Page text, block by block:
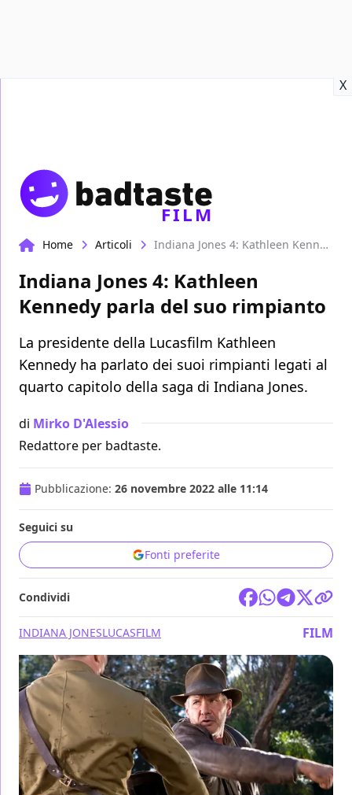
X
FILM
Home Articoli Indiana Jones 4: Kathleen Kennedy parla del suo rimpianto
Indiana Jones 4: Kathleen
Kennedy parla del suo rimpianto
La presidente della Lucasfilm Kathleen
Kennedy ha parlato dei suoi rimpianti legati al
quarto capitolo della saga di Indiana Jones.
di Mirko D'Alessio
Redattore per badtaste.
Pubblicazione: 26 novembre 2022 alle 11:14
Seguici su
Fonti preferite
Condividi
INDIANA JONESLUCASFILM FILM